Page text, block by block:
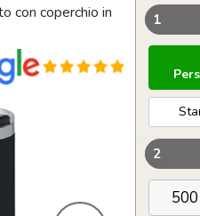
con coperchio in
1
2